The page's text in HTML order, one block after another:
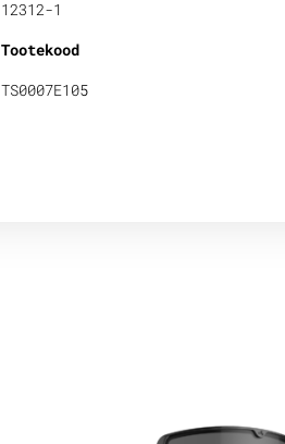
12312-1
Tootekood
TS0007E105